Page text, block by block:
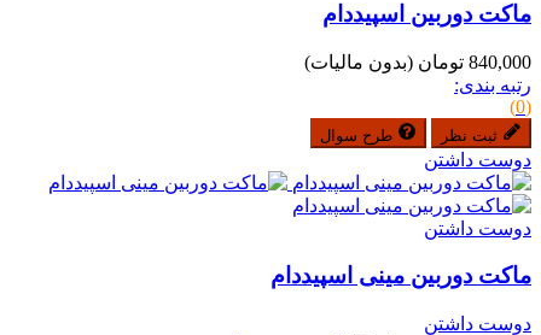
ماکت دوربین اسپیددام
840,000 تومان
(بدون مالیات)
رتبه بندی:
(0)
ثبت نظر طرح سوال
دوست داشتن
دوست داشتن
ماکت دوربین مینی اسپیددام
دوست داشتن